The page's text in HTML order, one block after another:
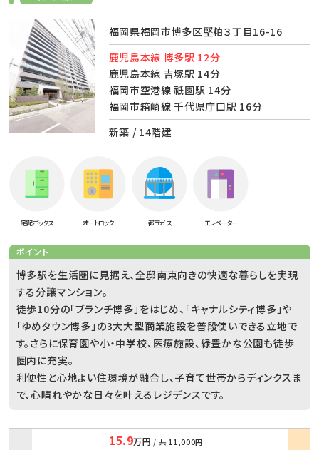
福岡県福岡市博多区堅粕３丁目16-16
鹿児島本線 博多駅 12分
鹿児島本線 吉塚駅 14分
福岡市空港線 祇園駅 14分
福岡市箱崎線 千代県庁口駅 16分
新築 / 14階建
宅配ボックス オートロック 都市ガス エレベーター
ポイント
博多駅を生活圏に見据え、全邸南東向きの快適な暮らしを実現
する分譲マンション。
徒歩10分の「ブランチ博多」をはじめ、「キャナルシティ博多」や
「ゆめタウン博多」の3大大型商業施設を普段使いできる立地で
す。さらに保育園や小・中学校、医療施設、緑豊かな公園も徒歩
圏内に充実。
利便性と心地よい住環境が融合し、子育て世帯からディンクスま
で、心晴れやかな日々を叶えるレジデンスです。
15.9万円 / 共 11,000円